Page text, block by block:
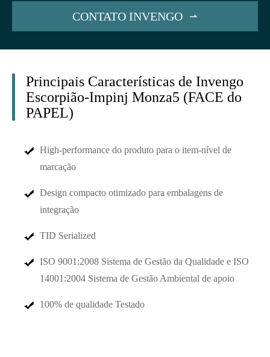
CONTATO INVENGO 
Principais Características de Invengo
Escorpião-Impinj Monza5 (FACE do
PAPEL)
High-performance do produto para o item-nível de
marcação
Design compacto otimizado para embalagens de
integração
TID Serialized
ISO 9001:2008 Sistema de Gestão da Qualidade e ISO
14001:2004 Sistema de Gestão Ambiental de apoio
100% de qualidade Testado